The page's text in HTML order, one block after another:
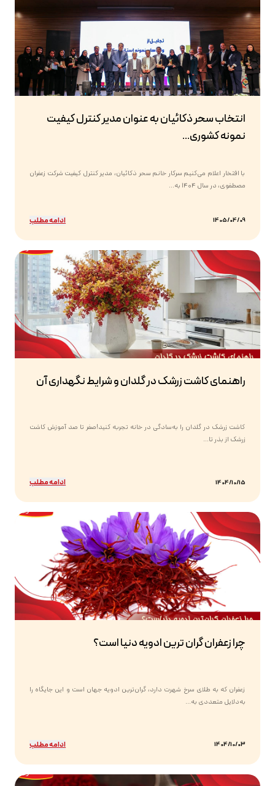
انتخاب سحر ذکائیان به عنوان مدیر کنترل کیفیت
نمونه کشوری...
با افتخار اعلام می‌کنیم سرکار خانم سحر ذکائیان، مدیر کنترل کیفیت شرکت زعفران
مصطفوی، در سال ۱۴۰۴ به...
1405/04/09 ادامه مطلب
راهنمای کاشت زرشک در گلدان و شرایط نگهداری آن
کاشت زرشک در گلدان را به‌سادگی در خانه تجربه کنید!صفر تا صد آموزش کاشت
زرشک از بذر تا...
1404/10/15 ادامه مطلب
چرا زعفران گران ترین ادویه دنیا است؟
زعفران که به طلای سرخ شهرت دارد، گران‌ترین ادویه جهان است و این جایگاه را
به‌دلایل متعددی به...
1404/10/03 ادامه مطلب